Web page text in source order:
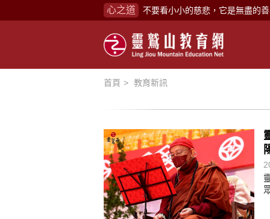
心之道
禪修，讓思緒單純，讓靈性清楚
念頭在心頭，不舒服；轉個念頭
懂得消化煩惱，便能讓生活自在
不執著、不妄想，當下即圓滿。
心不跟隨現下煩惱，不隨就不會
學佛，就是學著拭去塵埃。
不要看小小的慈悲，它是無盡的
首頁 教育新訊